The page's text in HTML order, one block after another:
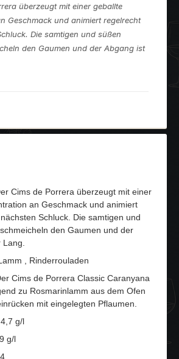
überzeugt mit einer geballte
Geschmack und animiert regelrecht
Die samtigen und süßen
den Gaumen und der Abgang ist
Cims de Porrera überzeugt mit einer
an Geschmack und animiert
Schluck. Die samtigen und
den Gaumen und der
Lamm , Rinderrouladen
Cims de Porrera Classic Caranyana
zu Rosmarinlamm aus dem Ofen
mit eingelegten Pflaumen.
4,7 g/l
g/l